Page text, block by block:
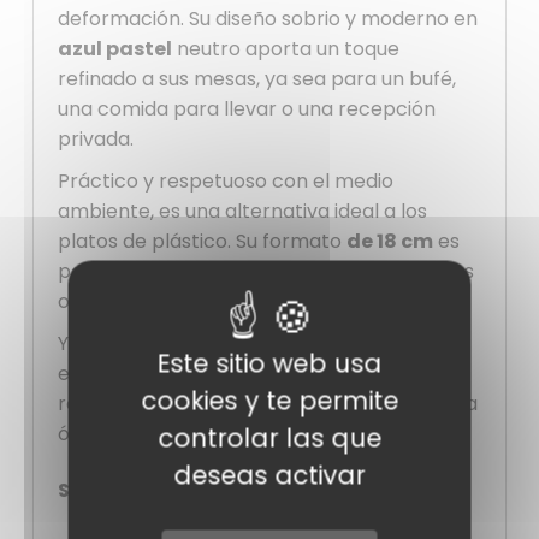
deformación. Su diseño sobrio y moderno en
azul pastel neutro aporta un toque
refinado a sus mesas, ya sea para un bufé,
una comida para llevar o una recepción
privada.
Práctico y respetuoso con el medio
ambiente, es una alternativa ideal a los
platos de plástico. Su formato de 18 cm es
perfecto para raciones individuales, postres
o entrantes.
Ya sea para uso profesional o doméstico,
este
plato de papelcombina estética,
robustez y practicidad para una experiencia
óptima.
Sus ventajas:
Este sitio web usa
cookies y te permite
controlar las que
deseas activar